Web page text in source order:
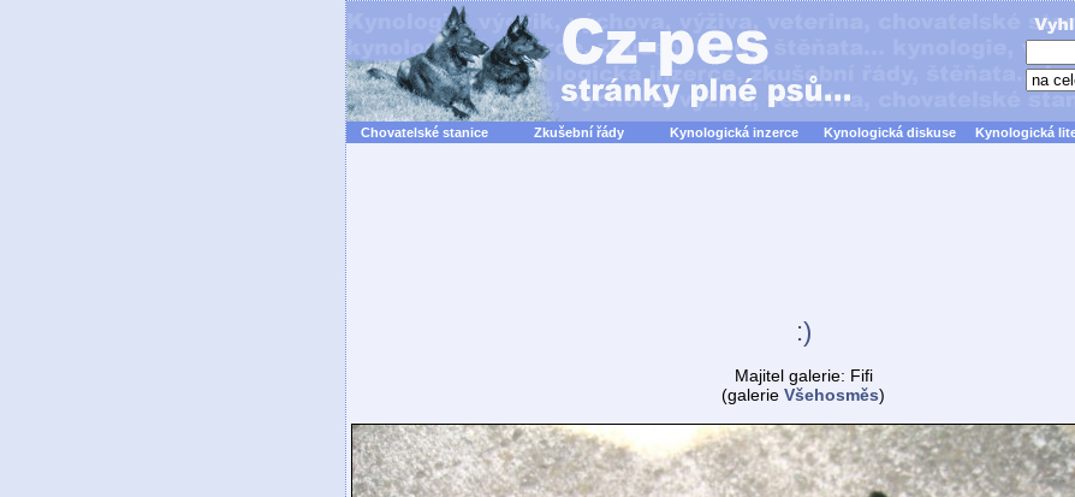
Chovatelské stanice Zkušební řády Kynologická inzerce Kynologická diskuse Kynologická
:)
Majitel galerie: Fifi
(galerie Všehosměs)